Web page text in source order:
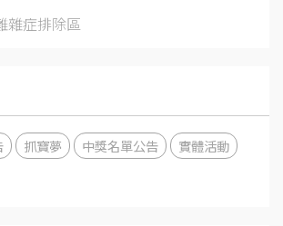
雜症排除區
抓寶夢 中獎名單公告
實體活動